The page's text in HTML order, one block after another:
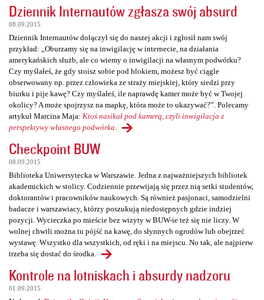
Dziennik Internautów zgłasza swój absurd
08.09.2015
Dziennik Internautów dołączył się do naszej akcji i zgłosił nam swój
przykład: „Oburzamy się na inwigilację w internecie, na działania
amerykańskich służb, ale co wiemy o inwigilacji na własnym podwórku?
Czy myślałeś, że gdy stoisz sobie pod blokiem, możesz być ciągle
obserwowany np. przez człowieka ze straży miejskiej, który siedzi przy
biurku i pije kawę? Czy myślałeś, ile naprawdę kamer może być w Twojej
okolicy? A może spojrzysz na mapkę, która może to ukazywać?”. Polecamy
artykuł Marcina Maja: Ktoś nasikał pod kamerą, czyli inwigilacja z
perspektywy własnego podwórka
Checkpoint BUW
08.09.2015
Biblioteka Uniwersytecka w Warszawie. Jedna z najważniejszych bibliotek
akademickich w stolicy. Codziennie przewijają się przez nią setki studentów,
doktorantów i pracowników naukowych. Są również pasjonaci, samodzielni
badacze i warszawiacy, którzy poszukują niedostępnych gdzie indziej
pozycji. Wycieczka po mieście bez wizyty w BUW-ie też się nie liczy. W
wolnej chwili można tu pójść na kawę, do słynnych ogrodów lub obejrzeć
wystawę. Wszystko dla wszystkich, od ręki i na miejscu. No tak, ale najpierw
trzeba się dostać do środka.
Kontrole na lotniskach i absurdy nadzoru
01.09.2015